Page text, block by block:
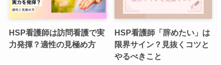
HSP看護師は訪問看護で実
力発揮？適性の見極め方
HSP看護師「辞めたい」は
限界サイン？見抜くコツと
やるべきこと